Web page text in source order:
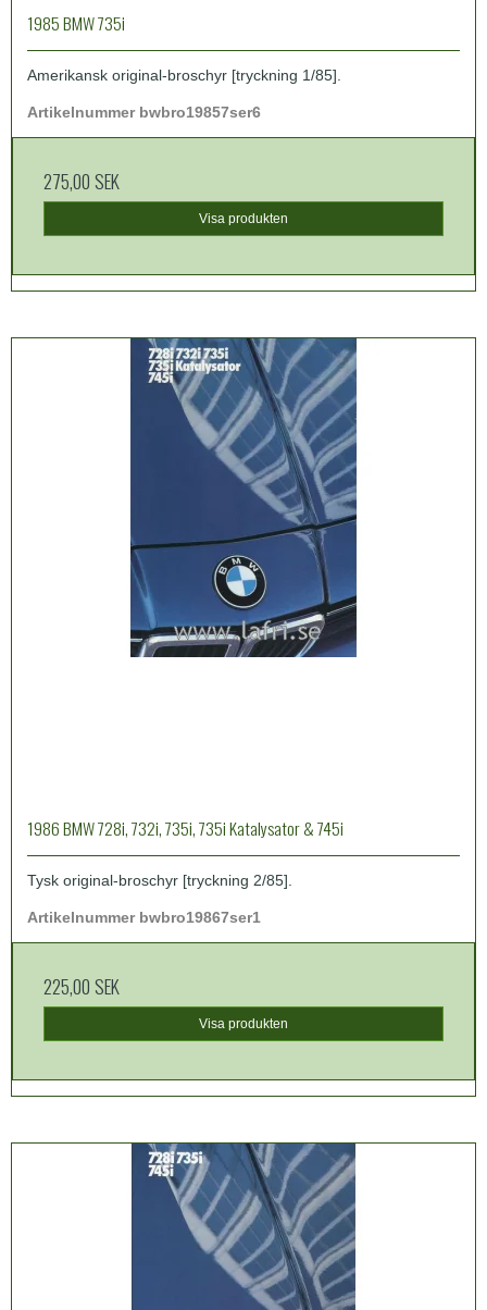
1985 BMW 735i
Amerikansk original-broschyr [tryckning 1/85].
Artikelnummer bwbro19857ser6
275,00 SEK
Visa produkten
1986 BMW 728i, 732i, 735i, 735i Katalysator & 745i
Tysk original-broschyr [tryckning 2/85].
Artikelnummer bwbro19867ser1
225,00 SEK
Visa produkten